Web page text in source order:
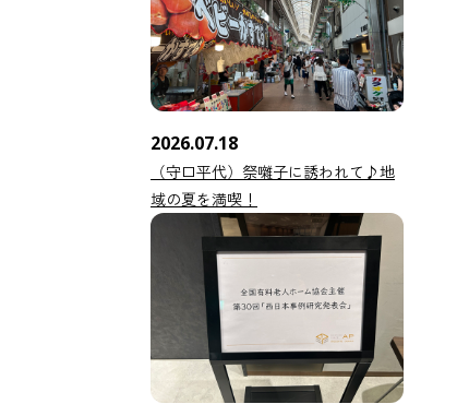
2026.07.18
（守口平代）祭囃子に誘われて♪地
域の夏を満喫！